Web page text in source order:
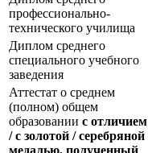
профессионально-
технического училища
Диплом среднего
специального учебного
заведения
Аттестат о среднем
(полном) общем
образовании с отличием
/ с золотой / серебряной